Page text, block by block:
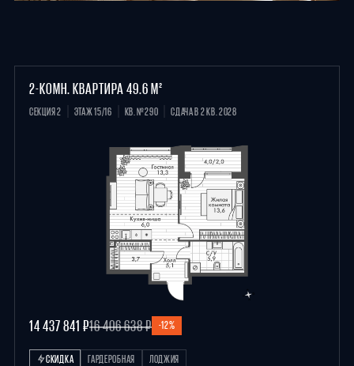
2-КОМН. КВАРТИРА 49.6 М²
СЕКЦИЯ 2 ЭТАЖ 15/16 КВ. №290 СДАЧА В 2 КВ. 2028
14 437 841 ₽16 406 638 ₽ -12%
СКИДКА ГАРДЕРОБНАЯ ЛОДЖИЯ